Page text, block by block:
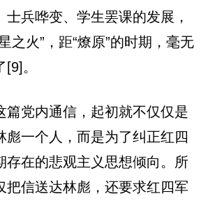
士兵哗变、学生罢课的发展，
之火”，距“燎原”的时期，毫无
。
篇党内通信，起初就不仅仅是
彪一个人，而是为了纠正红四
存在的悲观主义思想倾向。所
把信送达林彪，还要求红四军